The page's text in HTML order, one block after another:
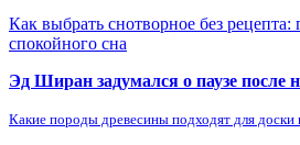
Как выбрать снотворное без рецепта:
спокойного сна
Эд Ширан задумался о паузе после
Какие породы древесины подходят для